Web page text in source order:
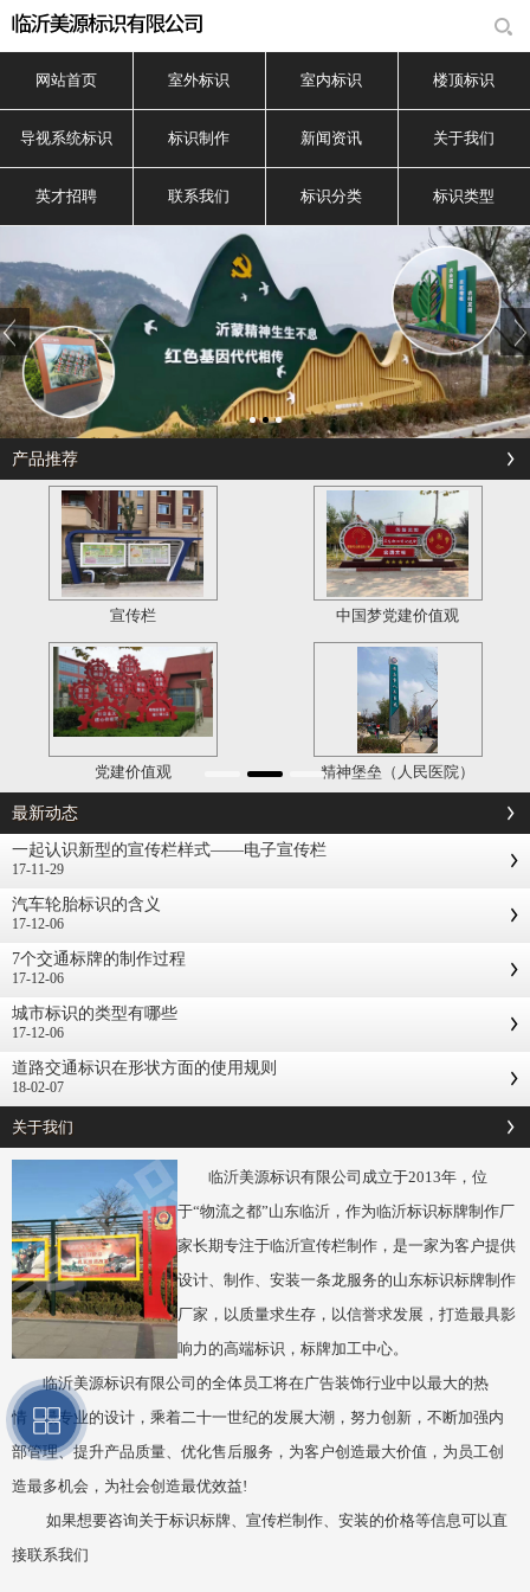
网站首页 室外标识 室内标识 楼顶标识
导视系统标识 标识制作 新闻资讯 关于我们
英才招聘 联系我们 标识分类 标识类型
产品推荐
宣传栏 中国梦党建价值观
党建价值观 精神堡垒（人民医院）
最新动态
一起认识新型的宣传栏样式——电子宣传栏
17-11-29
汽车轮胎标识的含义
17-12-06
7个交通标牌的制作过程
17-12-06
城市标识的类型有哪些
17-12-06
道路交通标识在形状方面的使用规则
18-02-07
关于我们
临沂美源标识有限公司成立于2013年，位
于“物流之都”山东临沂，作为临沂标识标牌制作厂
家长期专注于临沂宣传栏制作，是一家为客户提供
设计、制作、安装一条龙服务的山东标识标牌制作
厂家，以质量求生存，以信誉求发展，打造最具影
响力的高端标识，标牌加工中心。
临沂美源标识有限公司的全体员工将在广告装饰行业中以最大的热
情，最专业的设计，乘着二十一世纪的发展大潮，努力创新，不断加强内
部管理、提升产品质量、优化售后服务，为客户创造最大价值，为员工创
造最多机会，为社会创造最优效益!
如果想要咨询关于标识标牌、宣传栏制作、安装的价格等信息可以直
接联系我们